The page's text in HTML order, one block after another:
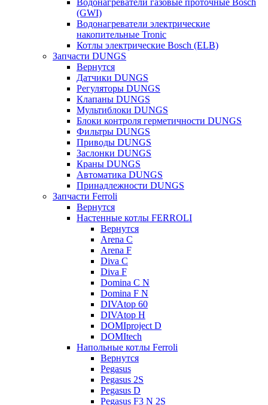
Водонагреватели газовые проточные Bosch
(GWI)
Водонагреватели электрические
накопительные Tronic
Котлы электрические Bosch (ELB)
Запчасти DUNGS
Вернутся
Датчики DUNGS
Регуляторы DUNGS
Клапаны DUNGS
Мультиблоки DUNGS
Блоки контроля герметичности DUNGS
Фильтры DUNGS
Приводы DUNGS
Заслонки DUNGS
Краны DUNGS
Автоматика DUNGS
Принадлежности DUNGS
Запчасти Ferroli
Вернутся
Настенные котлы FERROLI
Вернутся
Arena C
Arena F
Diva C
Diva F
Domina C N
Domina F N
DIVAtop 60
DIVAtop H
DOMIproject D
DOMItech
Напольные котлы Ferroli
Вернутся
Pegasus
Pegasus 2S
Pegasus D
Pegasus F3 N 2S